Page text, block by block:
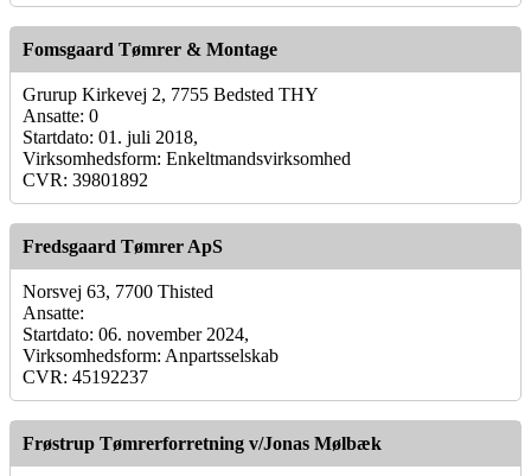
Fomsgaard Tømrer & Montage
Grurup Kirkevej 2, 7755 Bedsted THY
Ansatte: 0
Startdato: 01. juli 2018,
Virksomhedsform: Enkeltmandsvirksomhed
CVR: 39801892
Fredsgaard Tømrer ApS
Norsvej 63, 7700 Thisted
Ansatte:
Startdato: 06. november 2024,
Virksomhedsform: Anpartsselskab
CVR: 45192237
Frøstrup Tømrerforretning v/Jonas Mølbæk